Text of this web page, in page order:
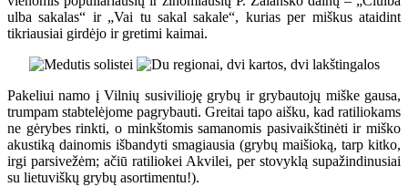
ulba sakalas“ ir „Vai tu sakal sakale“, kurias per miškus ataidint
tikriausiai girdėjo ir gretimi kaimai.
Pakeliui namo į Vilnių susivilioję grybų ir grybautojų miške gausa,
trumpam stabtelėjome pagrybauti. Greitai tapo aišku, kad ratiliokams
ne gėrybes rinkti, o minkštomis samanomis pasivaikštinėti ir miško
akustiką dainomis išbandyti smagiausia (grybų maišioką, tarp kitko,
irgi parsivežėm; ačiū ratiliokei Akvilei, per stovyklą supažindinusiai
su lietuviškų grybų asortimentu!).